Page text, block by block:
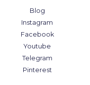
Blog
Instagram
Facebook
Youtube
Telegram
Pinterest